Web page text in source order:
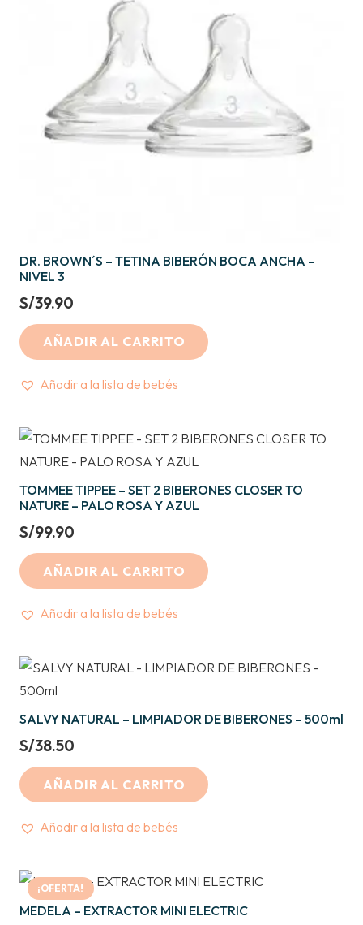
DR. BROWN´S – TETINA BIBERÓN BOCA ANCHA –
NIVEL 3
S/39.90
AÑADIR AL CARRITO
Añadir a la lista de bebés
TOMMEE TIPPEE – SET 2 BIBERONES CLOSER TO
NATURE – PALO ROSA Y AZUL
S/99.90
AÑADIR AL CARRITO
Añadir a la lista de bebés
SALVY NATURAL – LIMPIADOR DE BIBERONES – 500ml
S/38.50
AÑADIR AL CARRITO
Añadir a la lista de bebés
¡OFERTA!
MEDELA – EXTRACTOR MINI ELECTRIC